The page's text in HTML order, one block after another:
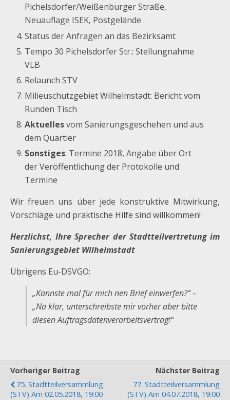
Pichelsdorfer/Weißenburger Straße,
Neuauflage ISEK, Postgelände
Status der Anfragen an das Bezirksamt
Tempo 30 Pichelsdorfer Str.: Stellungnahme
VLB
Relaunch STV
Milieuschutzgebiet Wilhelmstadt: Bericht vom
Runden Tisch
Aktuellesvom Sanierungsgeschehen und aus
dem Quartier
Sonstiges: Termine 2018, Angabe über Ort
der Veröffentlichung der Protokolle und
Termine
Wir freuen uns über jede konstruktive Mitwirkung,
Vorschläge und praktische Hilfe sind willkommen!
Herzlichst, IhreSprecher der Stadtteilvertretung im
Sanierungsgebiet Wilhelmstadt
Übrigens Eu-DSVGO:
„Kannste mal für mich nen Brief einwerfen?“ –
„Na klar, unterschreibste mir vorher aber bitte
diesen Auftragsdatenverarbeitsvertrag!“
Vorheriger Beitrag
75. Stadtteilversammlung
(STV) Am 02.05.2018, 19:00
Nächster Beitrag
77. Stadtteilversammlung
(STV) Am 04.07.2018, 19:00